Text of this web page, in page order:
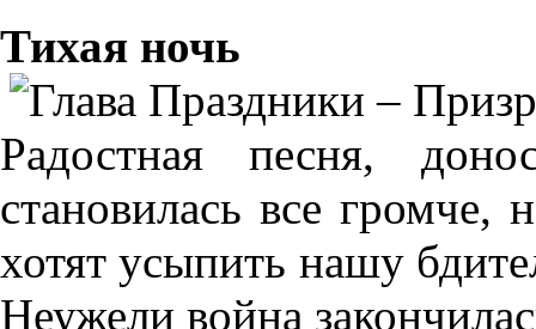
Тихая ночь
Радостная песня,
становилась все
хотят усыпить нашу
Неужели война